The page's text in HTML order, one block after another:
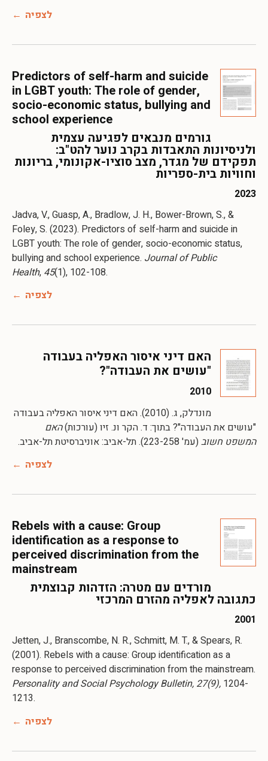
לצפיה
Predictors of self-harm and suicide
in LGBT youth: The role of gender,
socio-economic status, bullying and
school experience
גורמים מנבאים לפגיעה עצמית
ולניסיונות התאבדות בקרב נוער להט"ב:
תפקידם של מגדר, מצב סוציו-אקונומי, בריונות
וחוויות בית-ספריות
2023
Jadva, V., Guasp, A., Bradlow, J. H., Bower-Brown, S., &
Foley, S. (2023). Predictors of self-harm and suicide in
LGBT youth: The role of gender, socio-economic status,
bullying and school experience. Journal of Public
Health, 45(1), 102-108.
לצפיה
האם דיני איסור האפליה בעבודה
"עושים את העבודה"?
2010
מונדלק, ג. (2010). האם דיני איסור האפליה בעבודה
"עושים את העבודה"? בתוך: ד. הקר ונ. זיו (עורכות)האם
המשפט חשוב(עמ' 223-258). תל-אביב: אוניברסיטת תל-אביב.
לצפיה
Rebels with a cause: Group
identification as a response to
perceived discrimination from the
mainstream
מורדים עם מטרה: הזדהות קבוצתית
כתגובה לאפליה מהזרם המרכזי
2001
Jetten, J., Branscombe, N. R., Schmitt, M. T., & Spears, R.
(2001). Rebels with a cause: Group identification as a
response to perceived discrimination from the mainstream.
Personality and Social Psychology Bulletin, 27(9), 1204-
לצפיה